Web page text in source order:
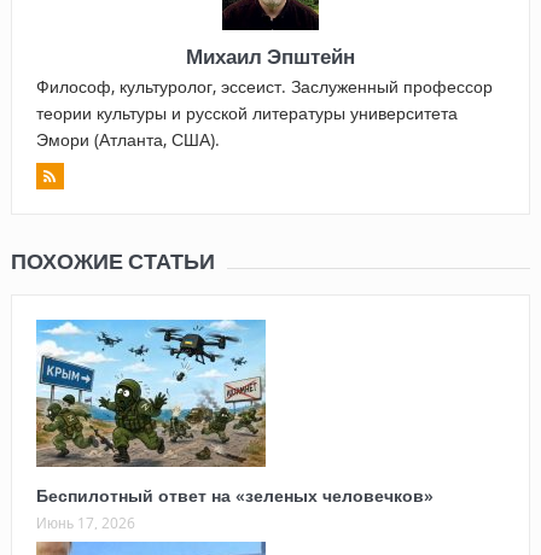
Михаил Эпштейн
Философ, культуролог, эссеист. Заслуженный профессор
теории культуры и русской литературы университета
Эмори (Атланта, США).
ПОХОЖИЕ СТАТЬИ
Беспилотный ответ на «зеленых человечков»
Июнь 17, 2026